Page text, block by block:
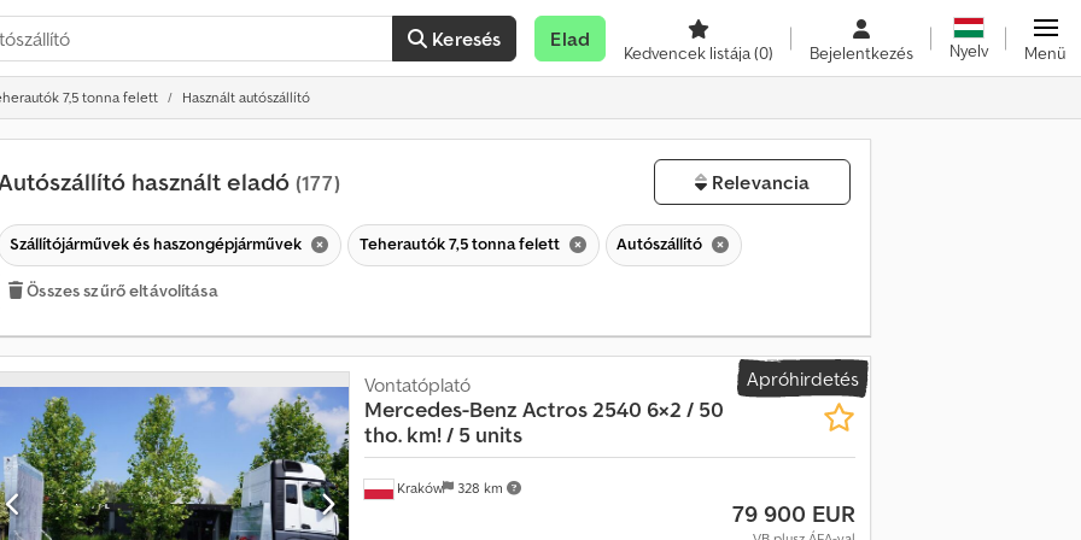
Keresés Elad
Kedvencek listája(0) Bejelentkezés Nyelv Menü
7,5 tonna felett Használt autószállító
használt eladó (177) Relevancia
Szállítójárművek és haszongépjárművek Teherautók 7,5 tonna felett Autószállító
Összes szűrő eltávolítása
Apróhirdetés
Kraków 328 km
Vontatóplató
Mercedes-Benz Actros 2540 6×2 / 50
tho. km! / 5 units
79 900 EUR
É
r
t
é
k